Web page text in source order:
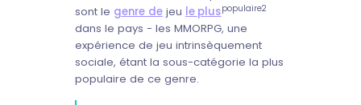
sont le genre dejeu le pluspopulaire2
dans le pays - les MMORPG, une
expérience de jeu intrinsèquement
sociale, étant la sous-catégorie la plus
populaire de ce genre.